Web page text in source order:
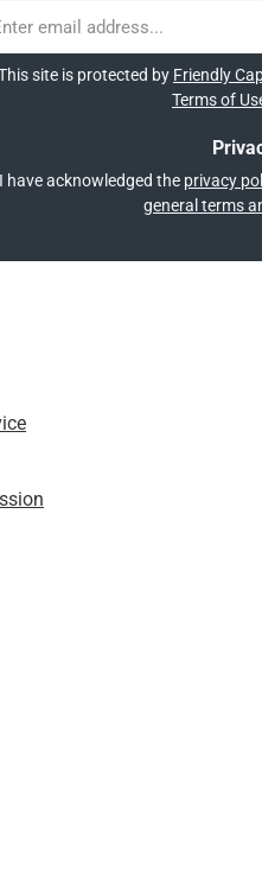
site is protected by Friendly
Terms of
I have acknowledged the privacy
general terms